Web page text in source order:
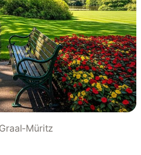
Müritz